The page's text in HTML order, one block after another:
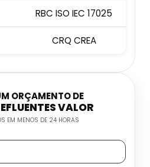
De Água Eta
De Água Industrial
De Água
De Água Compacta
De Fluoreto
De Tratamento De
RBC ISO IEC 17025
CRQ CREA
ORÇAMENTO DE
VALOR
EM MENOS DE 24 HORAS